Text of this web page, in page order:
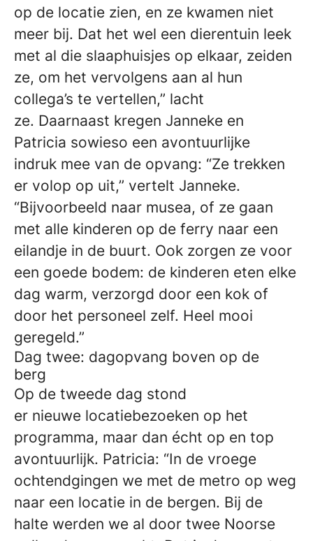
op de locatie zien, en ze kwamen niet
meer bij. Dat het wel een dierentuin leek
met al die slaaphuisjes op elkaar, zeiden
ze, om het vervolgens aan al hun
collega’s te vertellen,” lacht
ze. Daarnaast kregen Janneke en
Patricia sowieso een avontuurlijke
indruk mee van de opvang: “Ze trekken
er volop op uit,” vertelt Janneke.
“Bijvoorbeeld naar musea, of ze gaan
met alle kinderen op de ferry naar een
eilandje in de buurt. Ook zorgen ze voor
een goede bodem: de kinderen eten elke
dag warm, verzorgd door een kok of
door het personeel zelf. Heel mooi
geregeld.”
Dag twee: dagopvang boven op de
berg
Op de tweede dag stond
er nieuwe locatiebezoeken op het
programma, maar dan écht op en top
avontuurlijk. Patricia: “In de vroege
ochtendgingen we met de metro op weg
naar een locatie in de bergen. Bij de
halte werden we al door twee Noorse